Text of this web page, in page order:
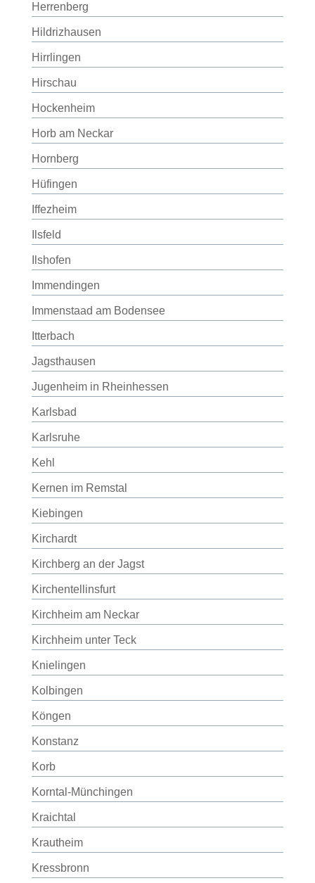
Herrenberg
Hildrizhausen
Hirrlingen
Hirschau
Hockenheim
Horb am Neckar
Hornberg
Hüfingen
Iffezheim
Ilsfeld
Ilshofen
Immendingen
Immenstaad am Bodensee
Itterbach
Jagsthausen
Jugenheim in Rheinhessen
Karlsbad
Karlsruhe
Kehl
Kernen im Remstal
Kiebingen
Kirchardt
Kirchberg an der Jagst
Kirchentellinsfurt
Kirchheim am Neckar
Kirchheim unter Teck
Knielingen
Kolbingen
Köngen
Konstanz
Korb
Korntal-Münchingen
Kraichtal
Krautheim
Kressbronn